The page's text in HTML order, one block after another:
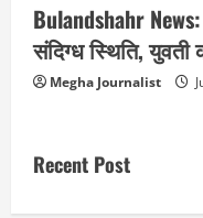
Bulandshahr
संदिग्ध स्थिति,
Megha Journalist
Recent Post